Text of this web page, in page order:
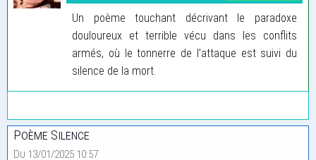
Un poème touchant décrivant le paradoxe
douloureux et terrible vécu dans les conflits
armés, où le tonnerre de l’attaque est suivi du
silence de la mort.
Poème Silence
Du 13/01/2025 10:57